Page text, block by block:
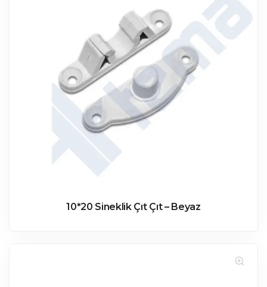
10*20 Sineklik Çıt Çıt – Beyaz